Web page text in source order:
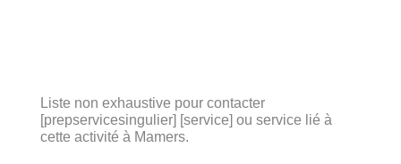
Liste non exhaustive pour contacter
[prepservicesingulier] [service] ou service lié à
cette activité à Mamers.